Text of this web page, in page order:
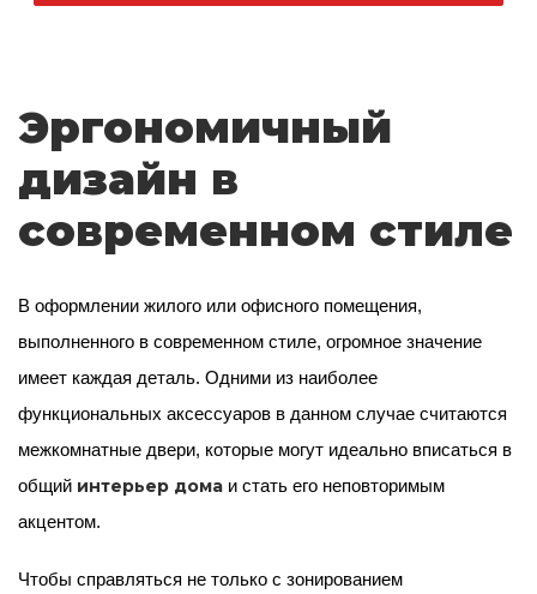
Эргономичный
дизайн в
современном стиле
В оформлении жилого или офисного помещения,
выполненного в современном стиле, огромное значение
имеет каждая деталь. Одними из наиболее
функциональных аксессуаров в данном случае считаются
межкомнатные двери, которые могут идеально вписаться в
общий интерьер дома и стать его неповторимым
акцентом.
Чтобы справляться не только с зонированием